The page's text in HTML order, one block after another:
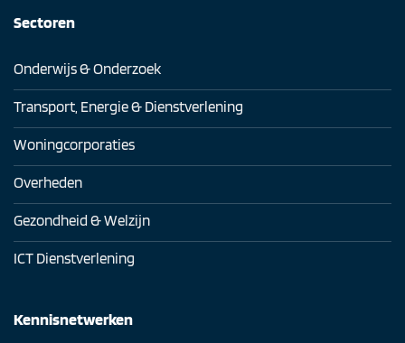
Sectoren
Onderwijs & Onderzoek
Transport, Energie & Dienstverlening
Woningcorporaties
Overheden
Gezondheid & Welzijn
ICT Dienstverlening
Kennisnetwerken